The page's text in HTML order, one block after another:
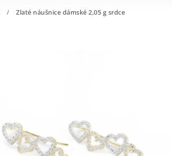
/ Zlaté náušnice dámské 2,05 g srdce